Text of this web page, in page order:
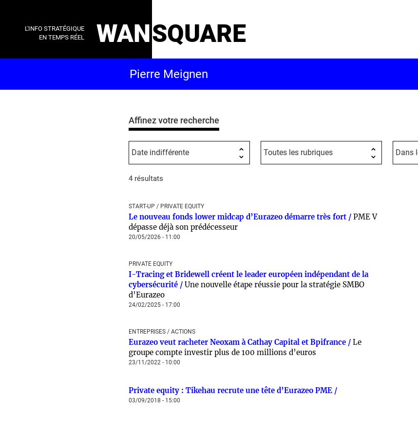
L'INFO STRATÉGIQUE
EN TEMPS RÉEL
WANSQUARE
Affinez votre recherche
4 résultats
START-UP / PRIVATE EQUITY
Le nouveau fonds lower midcap d’Eurazeo démarre très fort / PME V
dépasse déjà son prédécesseur
20/05/2026 - 11:00
PRIVATE EQUITY
I-Tracing et Bridewell créent le leader européen indépendant de la
cybersécurité / Une nouvelle étape réussie pour la stratégie SMBO
d’Eurazeo
24/02/2025 - 17:00
ENTREPRISES / ACTIONS
Eurazeo veut racheter Neoxam à Cathay Capital et Bpifrance / Le
groupe compte investir plus de 100 millions d’euros
23/11/2022 - 10:00
Private equity : Tikehau recrute une tête d’Eurazeo PME /
03/09/2018 - 15:00